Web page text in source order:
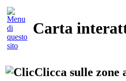
Carta
Clicca sulle